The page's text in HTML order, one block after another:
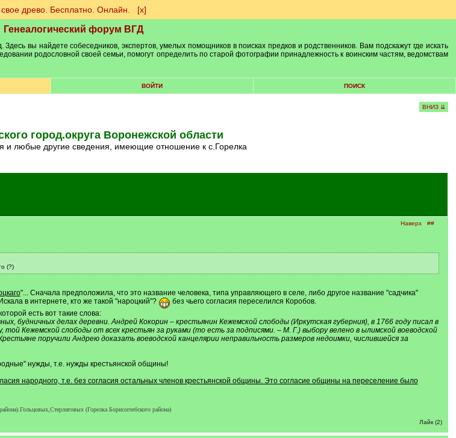
древо. Бесплатно. Онлайн. [х]
Генеалогический форум ВГД
вы найдете собеседников, экспертов, умелых помощников в поисках предков и родственников. Вам подскажут где искать
родословной своей семьи, помогут определить по старой фотографии принадлежность к воинским частям, ведомствам
ВОЙТИ ПОИСК
ВНИЗ ⇊
город.округа Воронежской области
и любые другие сведения, имеющие отношение к с.Горелка
Наверх ##
(?)
"... Сначала предположила, что это название человека, типа управляющего в селе, либо другое название "садчика"
в интернете, кто же такой "нароцкий"?
без чьего согласия переселился Коробов.
есть вот такие слова:
будничных делах деревни. Андрей Кокорин – крестьянин Кежемской слободы (Иркутская губерния), в 1766 году писал в
Кежемской слободы от всех крестьян за руками (то есть за подписями. – М. Г.) выбору велено в ылимской воеводской
поручили Андрею доказать воеводской канцелярии неправильность размеров недоимки, числившейся за
нужды, т.е. нужды крестьянской общины!
народного, т.е. без согласия остальных членов крестьянской общины. Это согласие общины на переселение было
(Горелка Борисоглебского района)
Лайк (2)